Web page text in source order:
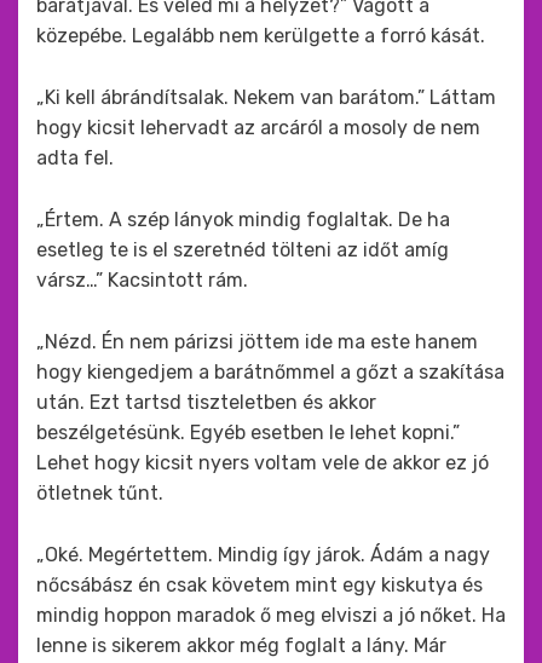
barátjával. És veled mi a helyzet?” Vágott a
közepébe. Legalább nem kerülgette a forró kását.
„Ki kell ábrándítsalak. Nekem van barátom.” Láttam
hogy kicsit lehervadt az arcáról a mosoly de nem
adta fel.
„Értem. A szép lányok mindig foglaltak. De ha
esetleg te is el szeretnéd tölteni az időt amíg
vársz…” Kacsintott rám.
„Nézd. Én nem párizsi jöttem ide ma este hanem
hogy kiengedjem a barátnőmmel a gőzt a szakítása
után. Ezt tartsd tiszteletben és akkor
beszélgetésünk. Egyéb esetben le lehet kopni.”
Lehet hogy kicsit nyers voltam vele de akkor ez jó
ötletnek tűnt.
„Oké. Megértettem. Mindig így járok. Ádám a nagy
nőcsábász én csak követem mint egy kiskutya és
mindig hoppon maradok ő meg elviszi a jó nőket. Ha
lenne is sikerem akkor még foglalt a lány. Már